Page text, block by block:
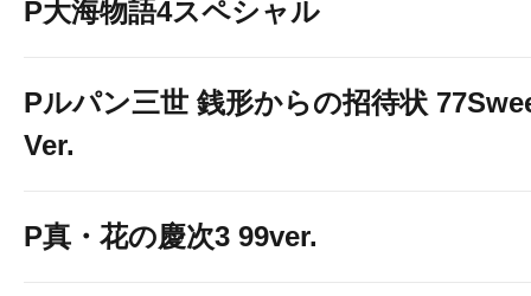
P大海物語4スペシャル
Pルパン三世 銭形からの招待状
Ver.
P真・花の慶次3 99ver.